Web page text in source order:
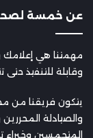
عن خمسة
مهمتنا هي
وقابلة للتنفيذ
يتكون فريقنا من
والصيادلة
المتحمسين